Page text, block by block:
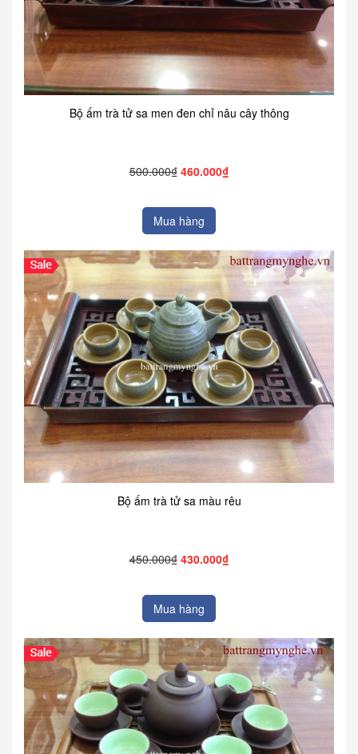
Bộ ấm trà tử sa men đen chỉ nâu cây thông
500.000₫ 460.000₫
Mua hàng
Bộ ấm trà tử sa màu rêu
450.000₫ 430.000₫
Mua hàng